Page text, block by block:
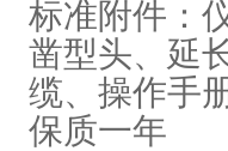
标准附件：
凿型头、延
缆、操作手
保质一年